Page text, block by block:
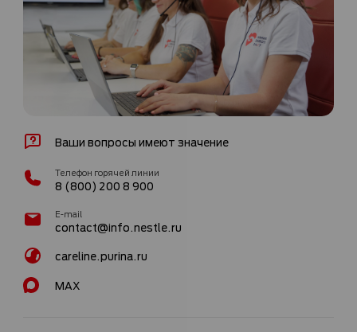
Ваши вопросы имеют значение
Телефон горячей линии
8 (800) 200 8 900
E-mail
contact@info.nestle.ru
careline.purina.ru
MAX